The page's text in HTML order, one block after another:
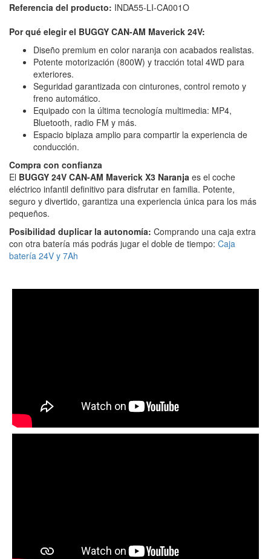
Referencia del producto: INDA55-LI-CA001O
Por qué elegir el BUGGY CAN-AM Maverick 24V:
Diseño premium en color naranja con acabados realistas.
Potente motorización (800W) y tracción total 4WD para
exteriores.
Seguridad garantizada con cinturones, control remoto y
freno automático.
Equipado con la última tecnología multimedia: MP4,
Bluetooth, radio FM y más.
Espacio biplaza amplio para compartir la experiencia de
conducción.
Compra con confianza
El BUGGY 24V CAN-AM Maverick X3 Naranja es el coche
eléctrico infantil definitivo para disfrutar en familia. Potente,
seguro y divertido, garantiza una experiencia única para los más
pequeños.
Posibilidad duplicar la autonomía: Comprando una caja extra
con otra batería más podrás jugar el doble de tiempo: Caja
batería 24V y 7Ah